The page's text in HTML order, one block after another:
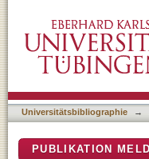
Universitätsbibliographie →
PUBLIKATION